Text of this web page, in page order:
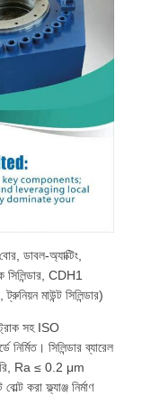
ডাবল-অ্যাক্টিং,
সিলিন্ডার, CDH1
মাউন্ট সিলিন্ডার)
সহ ISO
সিলিন্ডার ব্যারেল
Ra ≤ 0.2 μm
করা ফ্ল্যাঞ্জ নির্মাণ